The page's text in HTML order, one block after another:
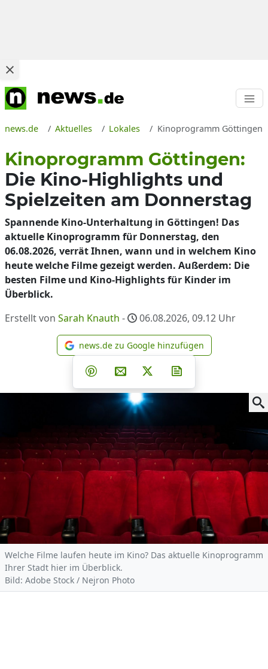
news.de Aktuelles Lokales Kinoprogramm Göttingen:
Kinoprogramm Göttingen:
Die Kino-Highlights und
Spielzeiten am Donnerstag
Spannende Kino-Unterhaltung in Göttingen! Das
aktuelle Kinoprogramm für Donnerstag, den
06.08.2026, verrät Ihnen, wann und in welchem Kino
heute welche Filme gezeigt werden. Außerdem: Die
besten Filme und Kino-Highlights für Kinder im
Überblick.
Erstellt von Sarah Knauth - 06.08.2026, 09.12 Uhr
news.de zu Google
news.de zu Google hinzufügen
Teilen auf Facebook
Teilen auf Whatsapp
Teilen auf Telegram
Teilen auf Pinterest
Per E-Mail teilen
Post auf X
Welche Filme laufen heute im Kino? Das aktuelle Kinoprogramm
Ihrer Stadt hier im Überblick.
Bild: Adobe Stock / Nejron Photo